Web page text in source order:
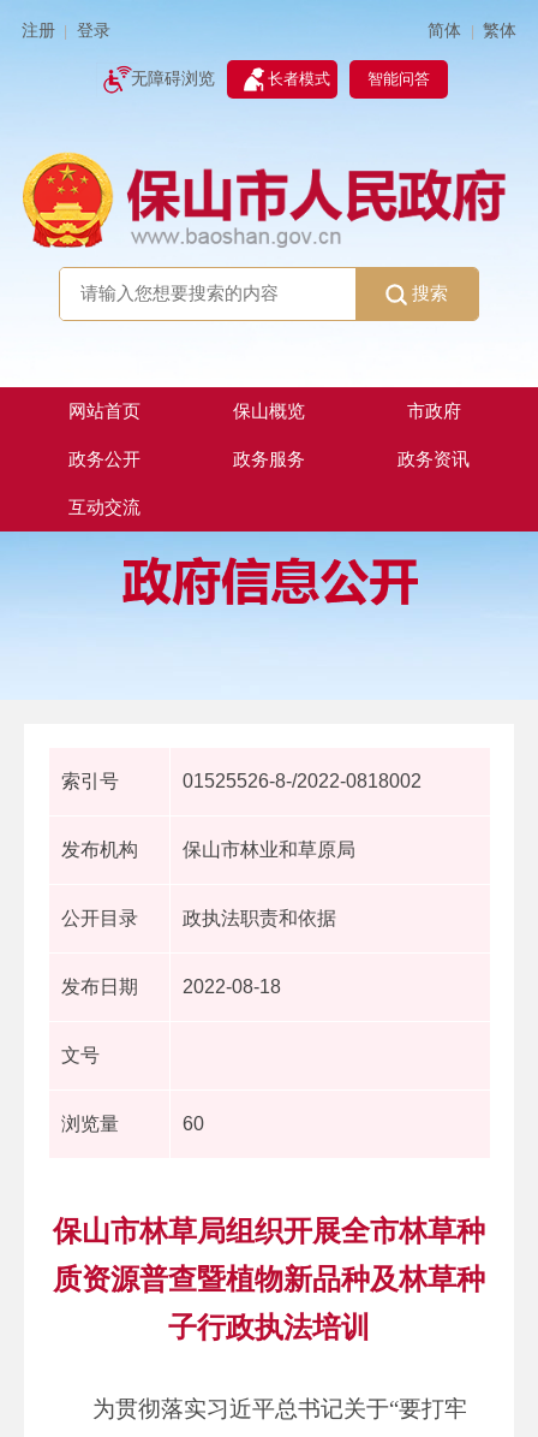
注册 登录 简体 | 繁体
无障碍浏览 长者模式 智能问答
搜索
网站首页 保山概览 市政府
政务公开 政务服务 政务资讯
互动交流
索引号 01525526-8-/2022-0818002
发布机构 保山市林业和草原局
公开目录 政执法职责和依据
发布日期 2022-08-18
文号
浏览量 60
保山市林草局组织开展全市林草种
质资源普查暨植物新品种及林草种
子行政执法培训
为贯彻落实习近平总书记关于“要打牢